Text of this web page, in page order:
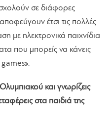
σε διάφορες
έτσι τις πολλές
με ηλεκτρονικά παιχνίδια
που μπορείς να κάνεις
και γνωρίζεις
στα παιδιά της